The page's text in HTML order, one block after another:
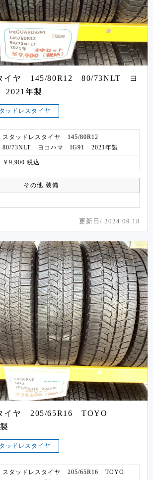
イヤ 145/80R12 80/73NLT ヨ
2021年製
ッドレスタイヤ
スタッドレスタイヤ 145/80R12
80/73NLT ヨコハマ IG91 2021年製
￥9,900 税込
その他 装備
更新日/ 2024.09.18
イヤ 205/65R16 TOYO
製
ッドレスタイヤ
スタッドレスタイヤ 205/65R16 TOYO